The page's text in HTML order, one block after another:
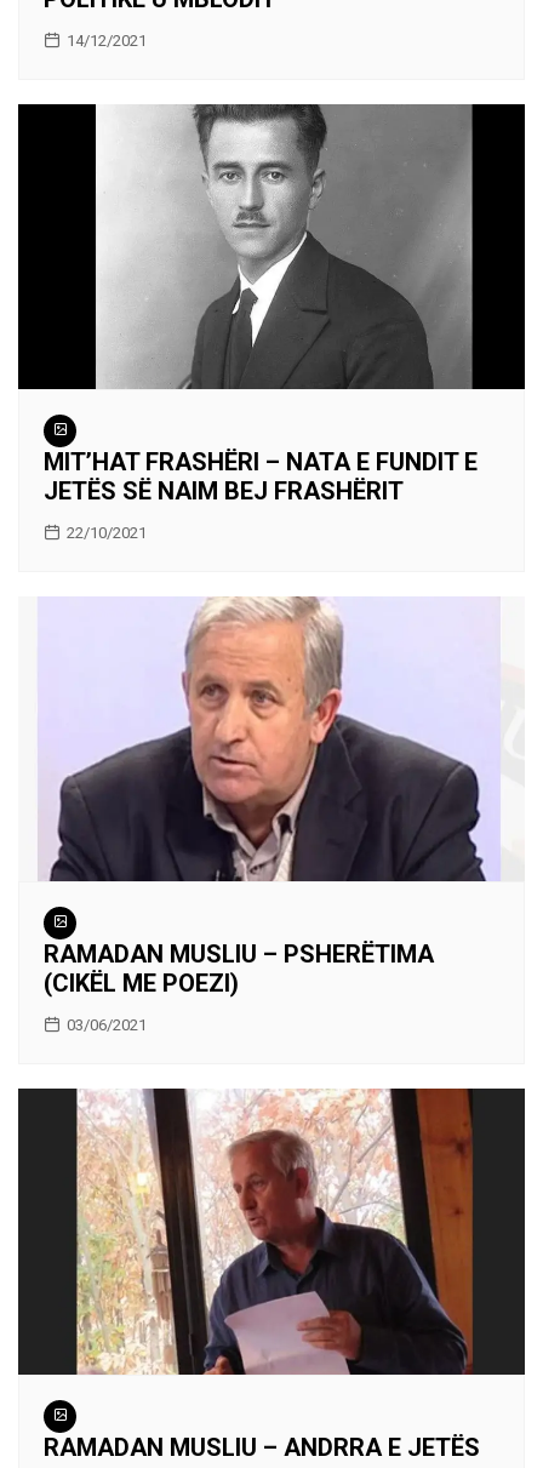
14/12/2021
MIT’HAT FRASHËRI – NATA E FUNDIT E
JETËS SË NAIM BEJ FRASHËRIT
22/10/2021
RAMADAN MUSLIU – PSHERËTIMA
(CIKËL ME POEZI)
03/06/2021
RAMADAN MUSLIU – ANDRRA E JETËS